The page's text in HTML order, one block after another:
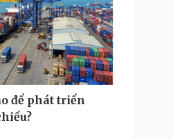
cà phê
nghệ
điệu
Công nghệ
nghiệm
Chuyển đổi số
để phát triển